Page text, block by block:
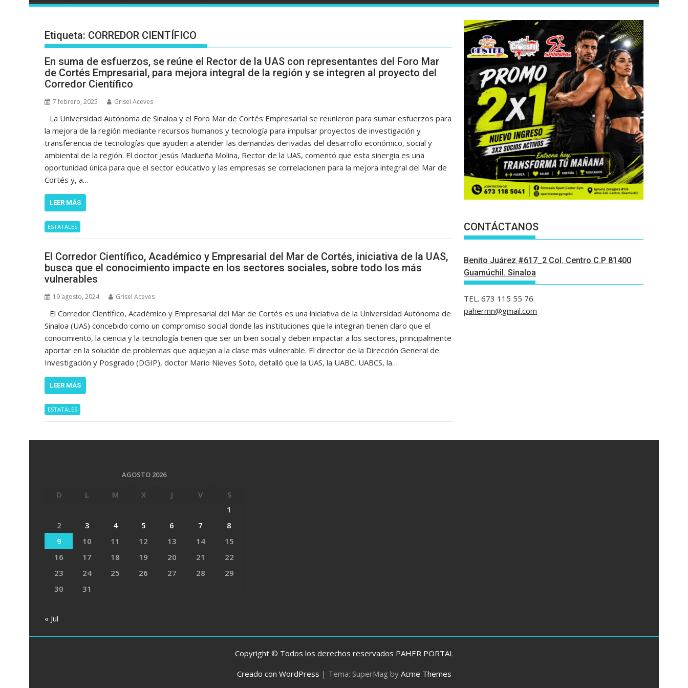
Etiqueta: CORREDOR CIENTÍFICO
En suma de esfuerzos, se reúne el Rector de la UAS con representantes del Foro Mar
de Cortés Empresarial, para mejora integral de la región y se integren al proyecto del
Corredor Científico
7 febrero, 2025 Grisel Aceves
La Universidad Autónoma de Sinaloa y el Foro Mar de Cortés Empresarial se reunieron para sumar esfuerzos para
la mejora de la región mediante recursos humanos y tecnología para impulsar proyectos de investigación y
transferencia de tecnologías que ayuden a atender las demandas derivadas del desarrollo económico, social y
ambiental de la región. El doctor Jesús Madueña Molina, Rector de la UAS, comentó que esta sinergia es una
oportunidad única para que el sector educativo y las empresas se correlacionen para la mejora integral del Mar de
Cortés y, a…
LEER MÁS
ESTATALES
El Corredor Científico, Académico y Empresarial del Mar de Cortés, iniciativa de la UAS,
busca que el conocimiento impacte en los sectores sociales, sobre todo los más
vulnerables
19 agosto, 2024 Grisel Aceves
El Corredor Científico, Académico y Empresarial del Mar de Cortés es una iniciativa de la Universidad Autónoma de
Sinaloa (UAS) concebido como un compromiso social donde las instituciones que la integran tienen claro que el
conocimiento, la ciencia y la tecnología tienen que ser un bien social y deben impactar a los sectores, principalmente
aportar en la solución de problemas que aquejan a la clase más vulnerable. El director de la Dirección General de
Investigación y Posgrado (DGIP), doctor Mario Nieves Soto, detalló que la UAS, la UABC, UABCS, la…
LEER MÁS
ESTATALES
CONTÁCTANOS
Benito Juárez #617_2 Col. Centro C.P 81400
Guamúchil. Sinaloa
TEL. 673 115 55 76
pahermn@gmail.com
AGOSTO 2026
D L M X J V
S
1
2
3 4 5 6 7
8
9
10 11 12 13 14
15
16
17 18 19 20 21
22
23
24 25 26 27 28
29
30
31
« Jul
Copyright © Todos los derechos reservados PAHER PORTAL
Creado con WordPress | Tema: SuperMag by Acme Themes